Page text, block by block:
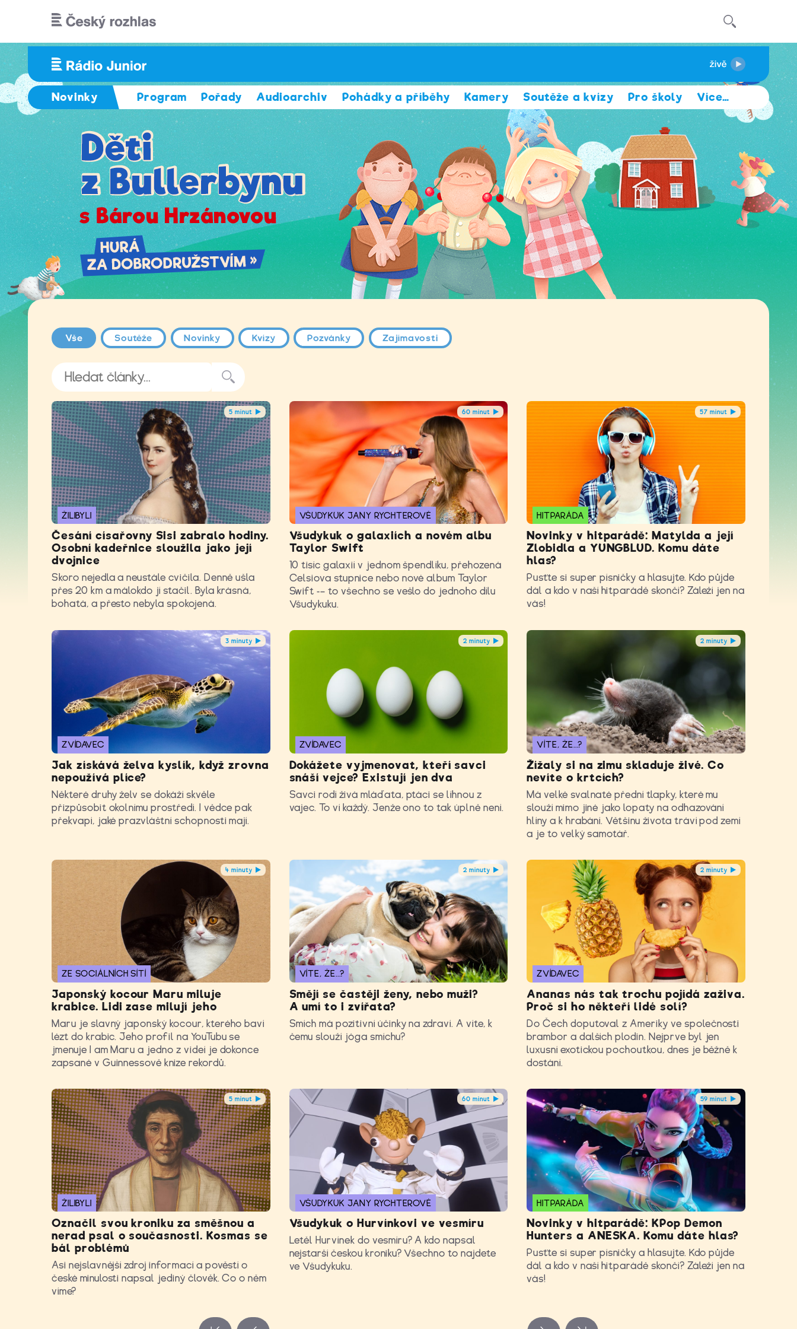
Novinky Program Pořady Audioarchiv Pohádky a příběhy Kamery Soutěže a kvízy Pro školy Více…
Vše Soutěže Novinky Kvízy Pozvánky Zajímavosti
5 minut
ŽILIBYLI
Česání císařovny Sisi zabralo hodiny.
Osobní kadeřnice sloužila jako její
dvojnice
Skoro nejedla a neustále cvičila. Denně ušla
přes 20 km a málokdo jí stačil. Byla krásná,
bohatá, a přesto nebyla spokojená.
60 minut
VŠUDYKUK JANY RYCHTEROVÉ
Všudykuk o galaxiích a novém albu
Taylor Swift
10 tisíc galaxií v jednom špendlíku, přehozená
Celsiova stupnice nebo nové album Taylor
Swift -– to všechno se vešlo do jednoho dílu
Všudykuku.
57 minut
HITPARÁDA
Novinky v hitparádě: Matylda a její
Zlobidla a YUNGBLUD. Komu dáte
hlas?
Pusťte si super písničky a hlasujte. Kdo půjde
dál a kdo v naší hitparádě skončí? Záleží jen na
vás!
3 minuty
ZVÍDAVEC
Jak získává želva kyslík, když zrovna
nepoužívá plíce?
Některé druhy želv se dokáží skvěle
přizpůsobit okolnímu prostředí. I vědce pak
překvapí, jaké prazvláštní schopnosti mají.
2 minuty
ZVÍDAVEC
Dokážete vyjmenovat, kteří savci
snáší vejce? Existují jen dva
Savci rodí živá mláďata, ptáci se líhnou z
vajec. To ví každý. Jenže ono to tak úplně není.
2 minuty
VÍTE, ŽE...?
Žížaly si na zimu skladuje živé. Co
nevíte o krtcích?
Má velké svalnaté přední tlapky, které mu
slouží mimo jiné jako lopaty na odhazování
hlíny a k hrabání. Většinu života tráví pod zemí
a je to velký samotář.
4 minuty
ZE SOCIÁLNÍCH SÍTÍ
Japonský kocour Maru miluje
krabice. Lidi zase milují jeho
Maru je slavný japonský kocour, kterého baví
lézt do krabic. Jeho profil na YouTubu se
jmenuje I am Maru a jedno z videí je dokonce
zapsané v Guinnessově knize rekordů.
2 minuty
VÍTE, ŽE...?
Smějí se častěji ženy, nebo muži?
A umí to i zvířata?
Smích má pozitivní účinky na zdraví. A víte, k
čemu slouží jóga smíchu?
2 minuty
ZVÍDAVEC
Ananas nás tak trochu pojídá zaživa.
Proč si ho někteří lidé solí?
Do Čech doputoval z Ameriky ve společnosti
brambor a dalších plodin. Nejprve byl jen
luxusní exotickou pochoutkou, dnes je běžně k
dostání.
5 minut
ŽILIBYLI
Označil svou kroniku za směšnou a
nerad psal o současnosti. Kosmas se
bál problémů
Asi nejslavnější zdroj informací a pověstí o
české minulosti napsal jediný člověk. Co o něm
víme?
60 minut
VŠUDYKUK JANY RYCHTEROVÉ
Všudykuk o Hurvínkovi ve vesmíru
Letěl Hurvínek do vesmíru? A kdo napsal
nejstarší českou kroniku? Všechno to najdete
ve Všudykuku.
59 minut
HITPARÁDA
Novinky v hitparádě: KPop Demon
Hunters a ANESKA. Komu dáte hlas?
Pusťte si super písničky a hlasujte. Kdo půjde
dál a kdo v naší hitparádě skončí? Záleží jen na
vás!